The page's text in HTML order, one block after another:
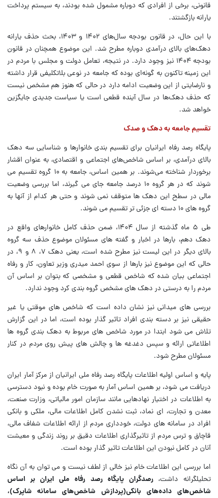
قانونی، برخی از افرادی که دوباره مشمول شده بودند، به سیستم پرداخت
یارانه بازگشتند.
با این حال، در قانون بودجه سال‌های ۱۴۰۲ و ۱۴۰۳، بحث حذف یارانه
دهک‌های بالای درآمدی دوباره مطرح شد. این موضوع همچنان در قانون
بودجه ۱۴۰۴ نیز وجود دارد. در نتیجه، تعامل دولت و مجلس با مردم در
این زمینه تاکنون به گونه‌ای بوده که جامعه در نوعی بلاتکلیفی قرار داشته
و نارضایتی از این وضعیت ادامه دارد در حالی که هنوز هم مشخص نیست
که حذف دهک‌ها در سال آینده قطعی است یا سیاست جدیدی جایگزین
خواهد شد.
تقسیم جامعه به دهک و صدک
پایگاه رصد رفاه ایرانیان برای تقسیم بندی خانوارها و شناسایی سه دهک
بالای درآمدی، بر اساس شاخص‌های اجتماعی و اقتصادی، به عنوان اقشار
برخوردار شناخته می‌شوند. بر همین اساس، جامعه به ۱۰ گروه تقسیم می
شوند که در هر گروه ۱۰ درصد جامعه جای می گیرند، اما بررسی وضعیت
مالی در سطح این دهک ها متوقف نمی شوند و حتی هر کدام از آنها به
گروه های ۱۰ دسته ای جزئی تر تقسیم می شوند.
طی ۵ ماه گذشته از سال ۱۴۰۴، ضمن حذف کامل خانوارهای واقع در
دهک دهم، بارها در اخبار و گفته های مسئولان موضوع حذف سه گروه
بالای دیگر در این لیست نیز مطرح شده است، یعنی دهک ۷، ۸ و ۹، در
حالی که این موضوع نیز بارها از سوی احمد میدری وزیر تعاون، کار و رفاه
اجتماعی بیان شده که شاخص قطعی و مشخصی که بتوان بر اساس آن
مردم را به درستی در دهک های مشخص گروه بندی کرد وجود ندارد.
بررسی های میدانی نیز نشان داده است که شاخص های موقتی یا غیر
حقیقی نیز بر دسته بندی افراد تاثیر گذار بوده است، اما در این گزارش
تلاش می شود ابتدا در مورد شاخص های مربوط به دهک بندی گروه ها
اطلاعاتی ارائه و سپس دغدغه ها و چالش های پیش روی مردم در کنار
مسئولان مطرح شود.
پایه و اساس اولیه اطلاعات پایگاه رصد رفاه ملی ایرانیان از مرکز آمار ایران
دریافت می شود، بر همین اساس آمار به صورت خام بوده و نبود دسترسی
به اطلاعات در اختیار نهادهایی مانند سازمان امور مالیاتی، وزارت صنعت،
معدن و تجارت، ای نماد، ثبت نشدن کامل اطلاعات مالی، ملکی و بانکی
افراد در سامانه های دولت، خودداری مردم از ارائه اطلاعات شفاف مالی،
قاچاق و ترس مردم از تاثیرگذاری اطلاعات دقیق بر روند زندگی و معیشت
آنان در کامل نبودن این اطلاعات تاثیر گذار بوده است.
اما بررسی این اطلاعات خام نیز خالی از لطف نیست و می توان به آن نگاه
تحلیلگرانه داشت، رصدگران پایگاه رصد رفاه ملی ایران بر اساس
شاخص‌های داده‌های بانکی(پردازش شاخص‌های سامانه شاپرک)،